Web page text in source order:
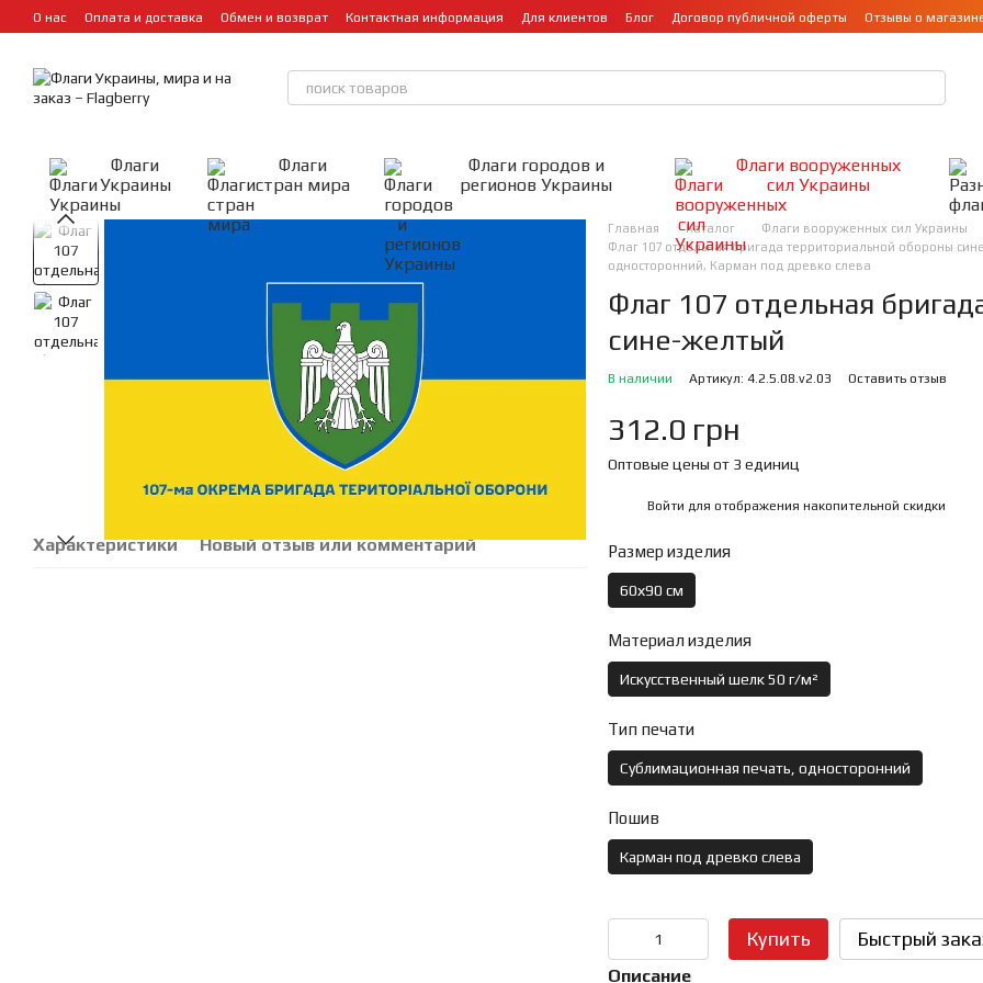
Перейти к основному контенту
О нас Оплата и доставка Обмен и возврат Контактная информация Для клиентов Блог Договор публичной оферты Отзывы о
Флаги
Украины
Флаги
стран мира
Флаги городов и
регионов Украины
Флаги вооруженных
сил Украины
Характеристики Новый отзыв или комментарий
Главная Каталог
Флаги вооруженных сил Украины
Флаг 107 отдельная бригада территориальной обороны
односторонний, Карман под древко слева
Флаг 107 отдельная
сине-желтый
В наличии Артикул: 4.2.5.08.v2.03 Оставить отзыв
312.0 грн
Оптовые цены от 3 единиц
Войти для отображения накопительной скидки
Размер изделия
60х90 см
Материал изделия
Искусственный шелк 50 г/м²
Тип печати
Сублимационная печать, односторонний
Пошив
Карман под древко слева
Купить Быстрый
Описание